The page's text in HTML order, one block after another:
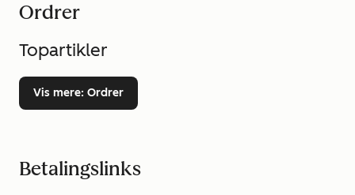
Ordrer
Topartikler
Vis mere: Ordrer
Betalingslinks